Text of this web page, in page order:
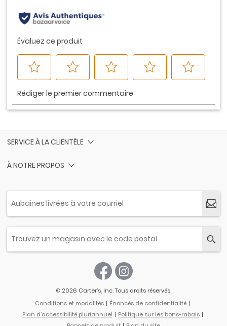
SERVICE À LA CLIENTÈLE
À NOTRE PROPOS
© 2026 Carter’s, Inc. Tous droits réservés.
Conditions et modalités
Énoncés de confidentialité
Plan d'accessibilité pluriannuel
Politique sur les bons-rabais